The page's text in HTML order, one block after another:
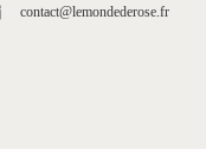
contact@lemondederose.fr